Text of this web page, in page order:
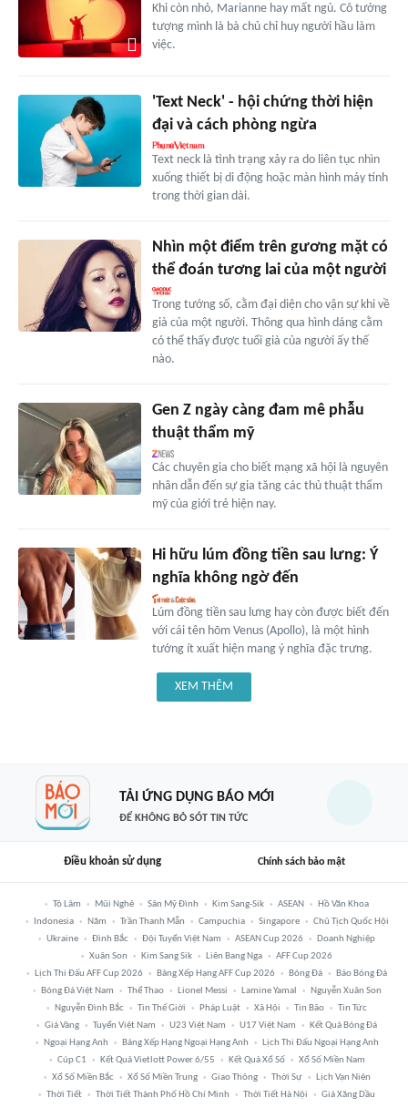
Khi còn nhỏ, Marianne hay mất ngủ. Cô tưởng
tượng mình là bà chủ chỉ huy người hầu làm
việc.
'Text Neck' - hội chứng thời hiện
đại và cách phòng ngừa
Text neck là tình trạng xảy ra do liên tục nhìn
xuống thiết bị di động hoặc màn hình máy tính
trong thời gian dài.
Nhìn một điểm trên gương mặt có
thể đoán tương lai của một người
Trong tướng số, cằm đại diện cho vận sự khi về
già của một người. Thông qua hình dáng cằm
có thể thấy được tuổi già của người ấy thế
nào.
Gen Z ngày càng đam mê phẫu
thuật thẩm mỹ
Các chuyên gia cho biết mạng xã hội là nguyên
nhân dẫn đến sự gia tăng các thủ thuật thẩm
mỹ của giới trẻ hiện nay.
Hi hữu lúm đồng tiền sau lưng: Ý
nghĩa không ngờ đến
Lúm đồng tiền sau lưng hay còn được biết đến
với cái tên hõm Venus (Apollo), là một hình
tướng ít xuất hiện mang ý nghĩa đặc trưng.
XEM THÊM
TẢI ỨNG DỤNG BÁO MỚI
ĐỂ KHÔNG BỎ SÓT TIN TỨC
Điều khoản sử dụng Chính sách bảo mật
Tô Lâm Mũi Nghê Sân Mỹ Đình Kim Sang-Sik ASEAN
Hồ Văn Khoa
Indonesia
Năm Trần Thanh Mẫn Campuchia Singapore
Chủ Tịch Quốc Hội
Ukraine
Đình Bắc Đội Tuyển Việt Nam ASEAN Cup 2026
Doanh Nghiệp
Xuân Son
Kim Sang Sik Liên Bang Nga
AFF Cup 2026
Lịch Thi Đấu AFF Cup 2026
Bảng Xếp Hạng AFF Cup 2026 Bóng Đá
Báo Bóng Đá
Bóng Đá Việt Nam
Thể Thao Lionel Messi Lamine Yamal
Nguyễn Xuân Son
Nguyễn Đình Bắc
Tin Thế Giới Pháp Luật Xã Hội Tin Bão
Tin Tức
Giá Vàng
Tuyển Việt Nam U23 Việt Nam U17 Việt Nam
Kết Quả Bóng Đá
Ngoại Hạng Anh
Bảng Xếp Hạng Ngoại Hạng Anh
Lịch Thi Đấu Ngoại Hạng Anh
Cúp C1
Kết Quả Vietlott Power 6/55 Kết Quả Xổ Số
Xổ Số Miền Nam
Xổ Số Miền Bắc
Xổ Số Miền Trung Giao Thông Thời Sự
Lịch Vạn Niên
Thời Tiết
Thời Tiết Thành Phố Hồ Chí Minh Thời Tiết Hà Nội Giá Xăng Dầu